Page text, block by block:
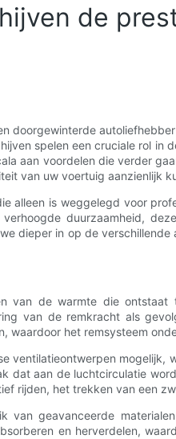
de
doorgewinterde
spelen een cruciale rol
aan voordelen die verder
van uw voertuig aanzienlijk
alleen is weggelegd voor
duurzaamheid,
dieper in op de
van de warmte die
van de remkracht als
waardoor het remsysteem
ventilatieontwerpen
dat aan de luchtcirculatie
rijden, het trekken van een
geavanceerde
en herverdelen,